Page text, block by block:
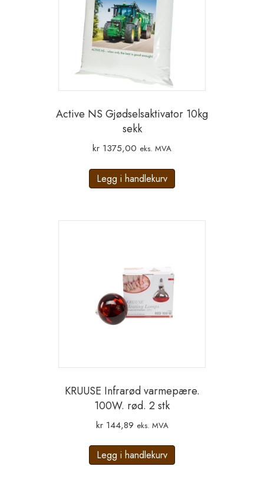
Active NS Gjødselsaktivator 10kg
sekk
kr 1375,00 eks. MVA
Legg i handlekurv
KRUUSE Infrarød varmepære.
100W. rød. 2 stk
kr144,89 eks. MVA
Legg i handlekurv